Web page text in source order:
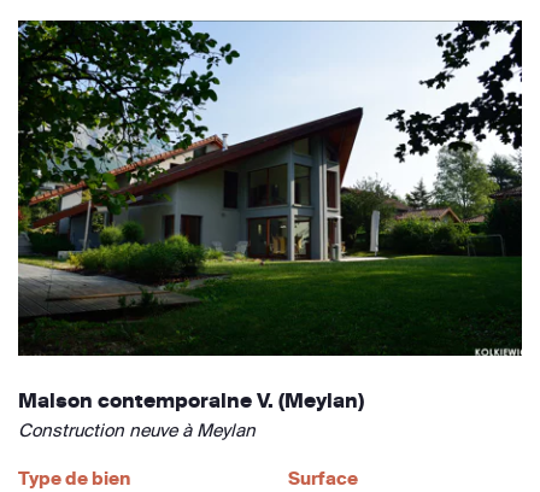
Maison contemporaine V. (Meylan)
Construction neuve à Meylan
Type de bien
Surface